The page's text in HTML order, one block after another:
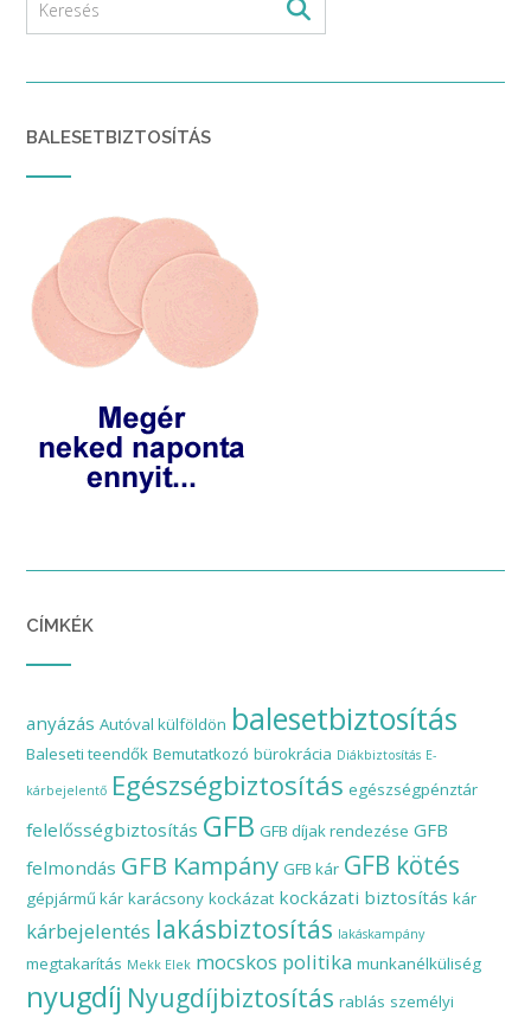
BALESETBIZTOSÍTÁS
CÍMKÉK
anyázás Autóval külföldön balesetbiztosítás
Baleseti teendők Bemutatkozó bürokrácia Diákbiztosítás E-
kárbejelentő Egészségbiztosítás egészségpénztár
felelősségbiztosítás GFB GFB díjak rendezése GFB
felmondás GFB Kampány GFB kár GFB kötés
gépjármű kár karácsony kockázat kockázati biztosítás kár
kárbejelentés lakásbiztosítás lakáskampány
megtakarítás Mekk Elek mocskos politika munkanélküliség
nyugdíj Nyugdíjbiztosítás rablás személyi